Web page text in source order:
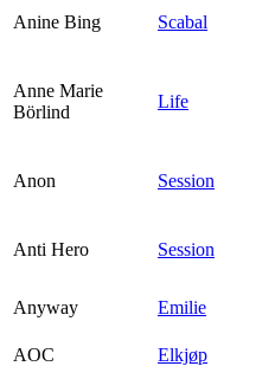
Anine Bing Scabal
Anne Marie
Börlind
Life
Anon Session
Anti Hero Session
Anyway
Emilie
AOC
Elkjøp